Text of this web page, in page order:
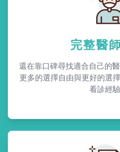
完整醫
還在靠口碑尋找適合自己的
更多的選擇自由與更好的選
看診經驗